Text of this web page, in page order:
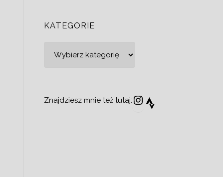
KATEGORIE
Znajdziesz mnie też tutaj: Instagram
Strava